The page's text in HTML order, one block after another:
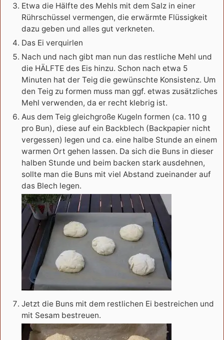
Etwa die Hälfte des Mehls mit dem Salz in einer
Rührschüssel vermengen, die erwärmte Flüssigkeit
dazu geben und alles gut verkneten.
Das Ei verquirlen
Nach und nach gibt man nun das restliche Mehl und
die HÄLFTE des Eis hinzu. Schon nach etwa 5
Minuten hat der Teig die gewünschte Konsistenz. Um
den Teig zu formen muss man ggf. etwas zusätzliches
Mehl verwenden, da er recht klebrig ist.
Aus dem Teig gleichgroße Kugeln formen (ca. 110 g
pro Bun), diese auf ein Backblech (Backpapier nicht
vergessen) legen und ca. eine halbe Stunde an einem
warmen Ort gehen lassen. Da sich die Buns in dieser
halben Stunde und beim backen stark ausdehnen,
sollte man die Buns mit viel Abstand zueinander auf
das Blech legen.
Jetzt die Buns mit dem restlichen Ei bestreichen und
mit Sesam bestreuen.